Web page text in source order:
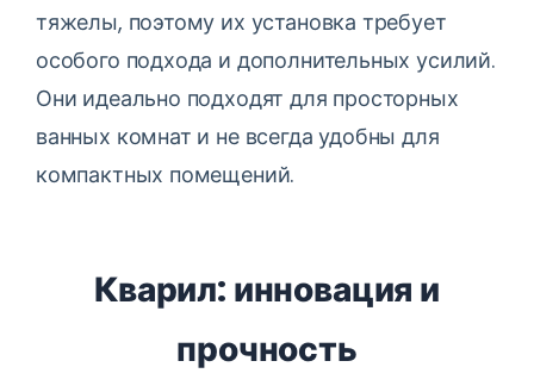
тяжелы, поэтому их установка требует
особого подхода и дополнительных усилий.
Они идеально подходят для просторных
ванных комнат и не всегда удобны для
компактных помещений.
Кварил: инновация и
прочность